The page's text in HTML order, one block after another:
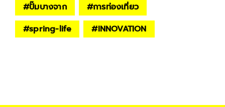
#ปั๊มบางจาก #การท่องเที่ยว
#spring-life #INNOVATION